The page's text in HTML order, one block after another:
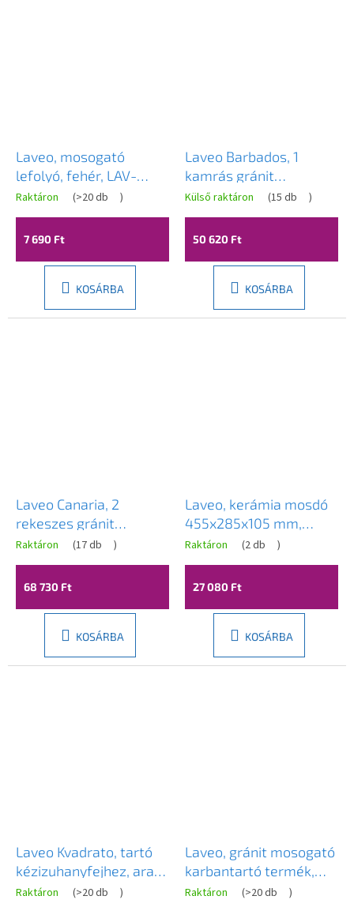
Laveo, mosogató
lefolyó, fehér, LAV-
CKK_62R3
Raktáron (>20 db )
7 690 Ft
KOSÁRBA
Laveo Barbados, 1
kamrás gránit
mosogató
760x440x194 mm,
bézs, LAV-SBB_411T
Külső raktáron (15 db )
50 620 Ft
KOSÁRBA
Laveo Canaria, 2
rekeszes gránit
mosogató
1160x500x207 mm,
szürke, LAV-SPC_521T
Raktáron (17 db )
68 730 Ft
KOSÁRBA
Laveo, kerámia mosdó
455x285x105 mm,
fehér fényes, LAV-
VUK_6145
Raktáron (2 db )
27 080 Ft
KOSÁRBA
Laveo Kvadrato, tartó
kézizuhanyfejhez, arany
fényes, LAV-CNQ_G0AD
Raktáron (>20 db )
Laveo, gránit mosogató
karbantartó termék,
250 ml, LAV-OKT_030T
Raktáron (>20 db )